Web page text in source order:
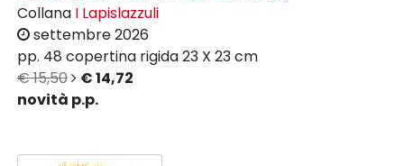
Collana I Lapislazzuli
settembre 2026
pp. 48 copertina rigida23 X 23 cm
€ 15,50
€ 14,72
novità p.p.